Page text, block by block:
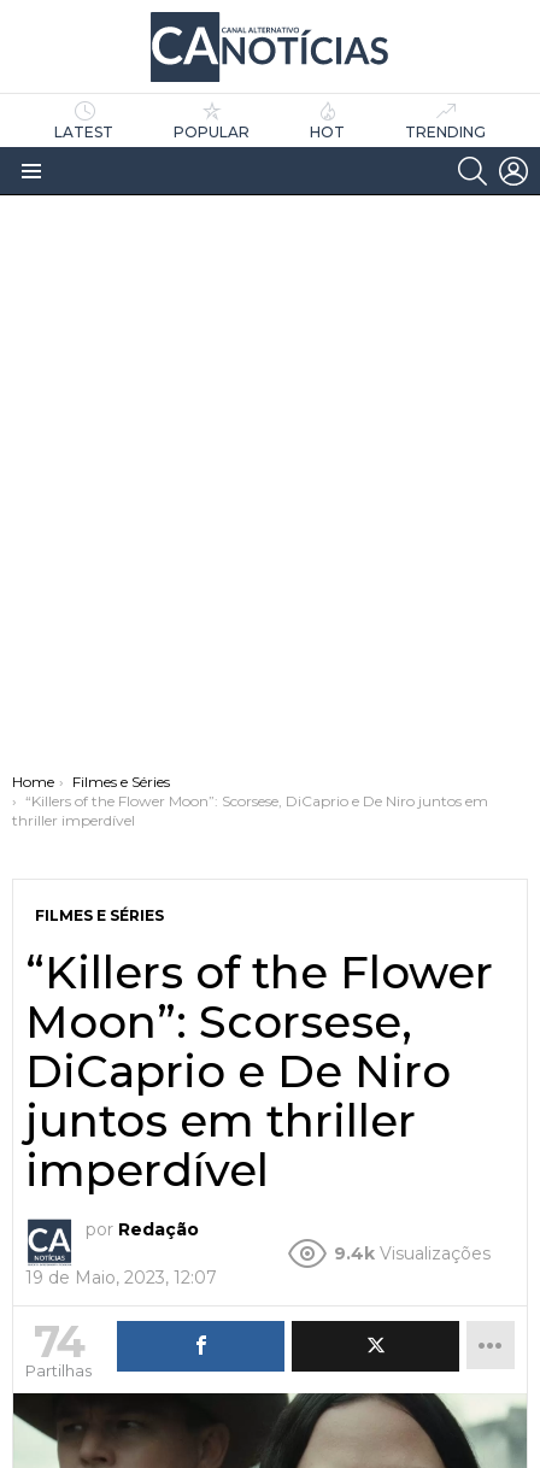
LATEST POPULAR HOT TRENDING
Menu
You are here:
Home
Filmes e Séries
“Killers of the Flower Moon”: Scorsese, DiCaprio e De Niro juntos em
thriller imperdível
FILMES E SÉRIES
“Killers of the Flower
Moon”: Scorsese,
DiCaprio e De Niro
juntos em thriller
imperdível
por Redação
19 de Maio, 2023, 12:07
9.4k Visualizações
74
Partilhas